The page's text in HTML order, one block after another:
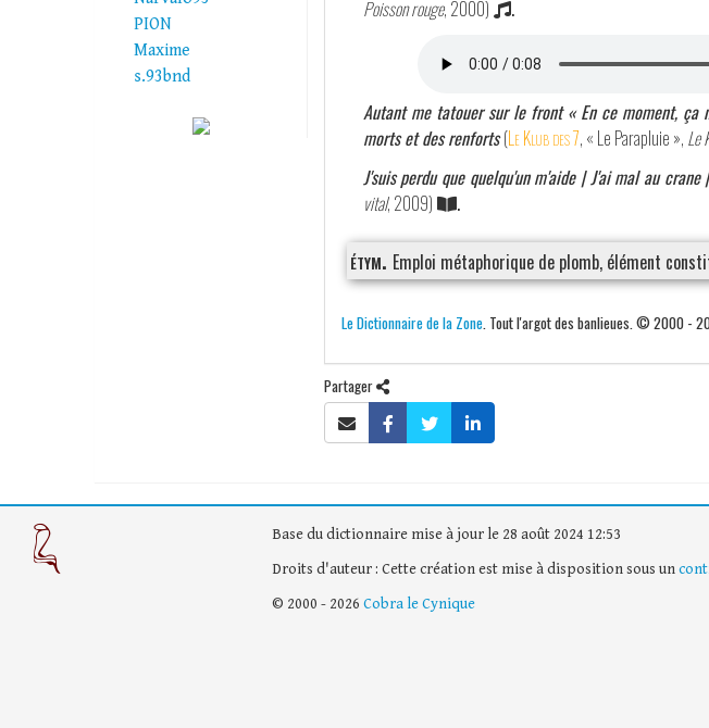
PION
Maxime
s.93bnd
Poisson rouge, 2000) .
Autant me tatouer sur le front « En ce moment,
morts et des renforts (Le Klub des 7, « Le Parapluie », Le
J'suis perdu que quelqu'un m'aide | J'ai mal au
vital, 2009) .
étym. Emploi métaphorique de plomb, élément
Le Dictionnaire de la Zone. Tout l'argot des banlieues. © 2000 -
Partager
Base du dictionnaire mise à jour le 28 août 2024 12:53
Droits d'auteur : Cette création est mise à disposition sous un
© 2000 - 2026 Cobra le Cynique